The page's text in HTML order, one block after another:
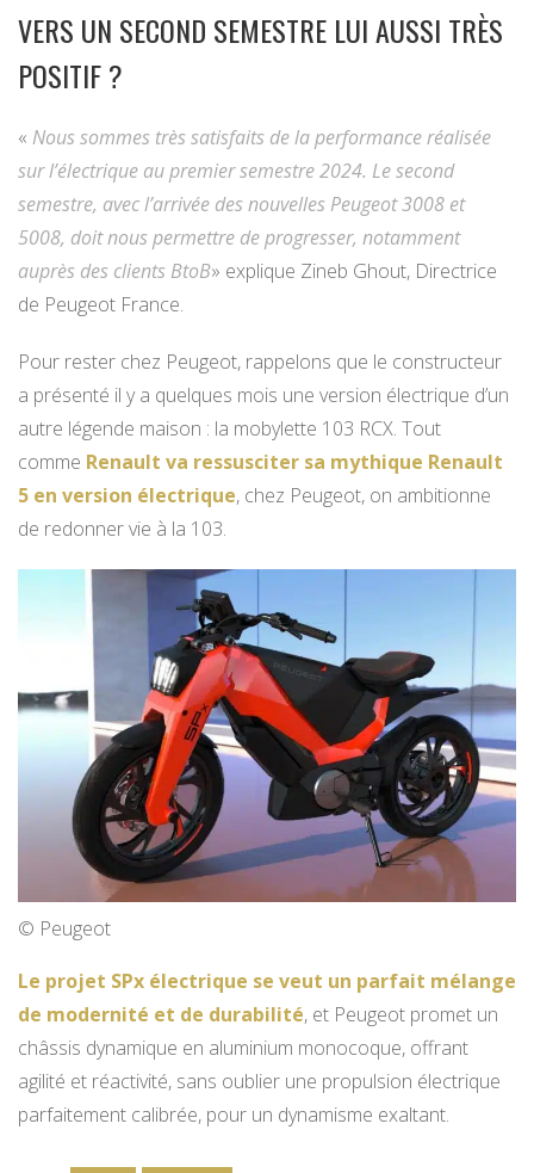
VERS UN SECOND SEMESTRE LUI AUSSI TRÈS
POSITIF ?
« Nous sommes très satisfaits de la performance réalisée
sur l’électrique au premier semestre 2024. Le second
semestre, avec l’arrivée des nouvelles Peugeot 3008 et
5008, doit nous permettre de progresser, notamment
auprès des clients BtoB» explique Zineb Ghout, Directrice
de Peugeot France.
Pour rester chez Peugeot, rappelons que le constructeur
a présenté il y a quelques mois une version électrique d’un
autre légende maison : la mobylette 103 RCX. Tout
comme Renault va ressusciter sa mythique Renault
5 en version électrique, chez Peugeot, on ambitionne
de redonner vie à la 103.
© Peugeot
Le projet SPx électrique se veut un parfait mélange
de modernité et de durabilité, et Peugeot promet un
châssis dynamique en aluminium monocoque, offrant
agilité et réactivité, sans oublier une propulsion électrique
parfaitement calibrée, pour un dynamisme exaltant.